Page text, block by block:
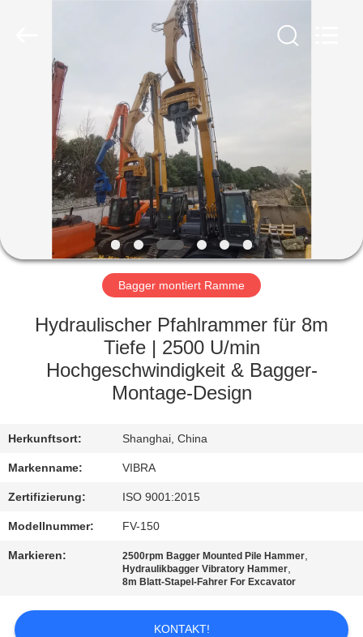
HAUS
PRODUKTE
SHOW
ÜBER
FABRIK-
AUSFLUG
TRETEN
SIE
MIT
UNS
VERBINDUNG
Bagger montiert Ramme
Hydraulischer Pfahlrammer für 8m
Tiefe | 2500 U/min
Hochgeschwindigkeit & Bagger-
Montage-Design
Herkunftsort: Shanghai, China
Markenname: VIBRA
Zertifizierung: ISO 9001:2015
Modellnummer: FV-150
Markieren: 2500rpm Bagger Mounted Pile Hammer,
Hydraulikbagger Vibratory Hammer,
8m Blatt-Stapel-Fahrer For Excavator
KONTAKT!